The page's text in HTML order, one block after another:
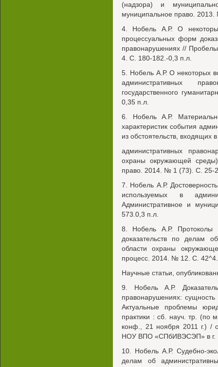
(надзора) и
муниципальное право.
4. Нобель А.Р. О
процессуальных форм
правонарушениях //
4. С. 180-182.-0,3 п.л.
5. Нобель А.Р. О некоторых
административных
государственного
0,35 п.л.
6. Нобель А.Р.
характеристик события
из обстоятельств, входящих
административных
охраны окружающей
право. 2014. № 1 (73). С. 25-
7. Нобель А.Р.
используемых в
Административное и
573.0,3 п.л.
8. Нобель А.Р. Протоколы
доказательств по делам
области охраны
процесс. 2014. № 12. С.
Научные статьи,
9. Нобель А.Р.
правонарушениях:
Актуальные проблемы
практики : сб. науч. тр. (по
конф., 21 ноября 2011 г.)
НОУ ВПО «СПбИВЭСЭП» в г.
10. Нобель А.Р. Судебно-
делам об